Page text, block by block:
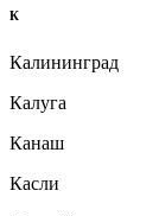
К
Калининград
Калуга
Канаш
Касли